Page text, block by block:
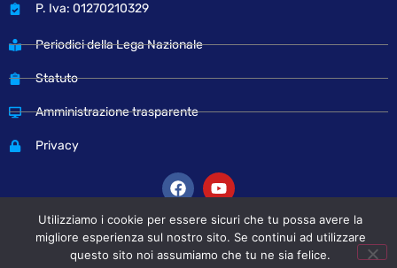
P. Iva: 01270210329
Periodici della Lega Nazionale
Statuto
Amministrazione trasparente
Privacy
© Copyright 2024 Lega Nazionale
Utilizziamo i cookie per essere sicuri che tu possa avere la
migliore esperienza sul nostro sito. Se continui ad utilizzare
questo sito noi assumiamo che tu ne sia felice.